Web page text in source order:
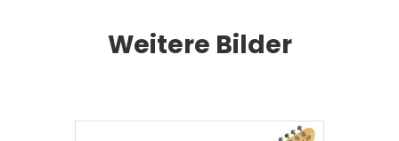
Weitere Bilder